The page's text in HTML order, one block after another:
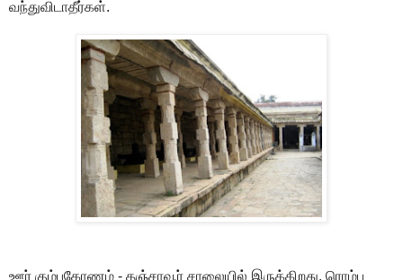
வந்துவிடாதீர்கள்.
ஊர் கும்பகோணம் - தஞ்சாவூர் சாலையில் இருக்கிறது. ரொம்ப